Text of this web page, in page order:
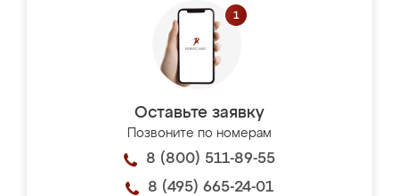
Оставьте заявку
Позвоните по номерам
8 (800) 511-89-55
8 (495) 665-24-01